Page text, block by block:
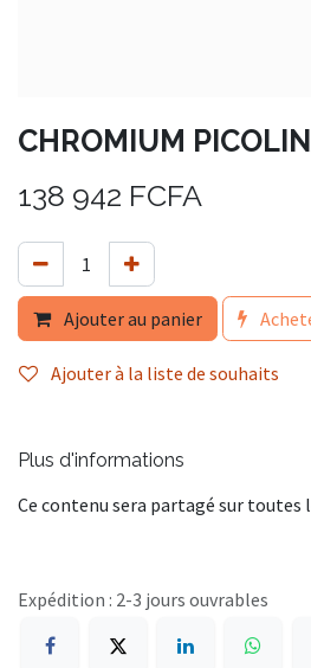
CHROMIUM
138 942 FCFA
Ajouter au panier
Ajouter à la liste de souhaits
Plus d'informations
Ce contenu sera partagé sur toutes
Expédition : 2-3 jours ouvrables